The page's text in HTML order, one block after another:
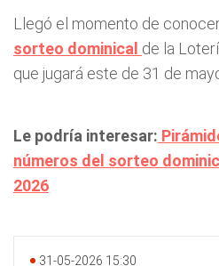
Llegó el momento de
sorteo dominical de la
que jugará este de 31 de
Le podría interesar:
números del sorteo
2026
31-05-2026 15:30